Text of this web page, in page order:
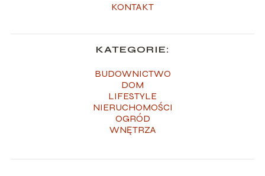
KONTAKT
KATEGORIE:
BUDOWNICTWO
DOM
LIFESTYLE
NIERUCHOMOŚCI
OGRÓD
WNĘTRZA